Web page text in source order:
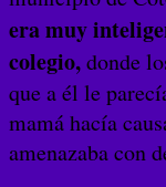
era muy
colegio,donde
que a él le
mamá hacía
amenazaba con